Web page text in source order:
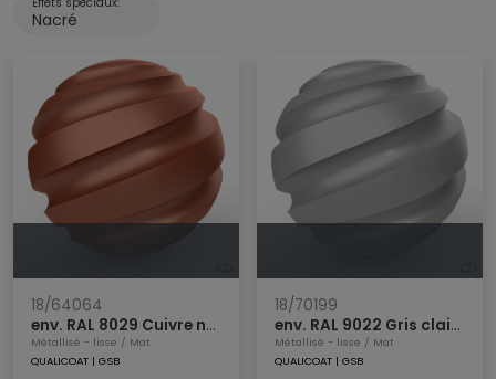
Nacré
18/64064
env. RAL 8029 Cuivre nacré
Métallisé - lisse / Mat
QUALICOAT | GSB
18/70199
env. RAL 9022 Gris clair nacré
Métallisé - lisse / Mat
QUALICOAT | GSB